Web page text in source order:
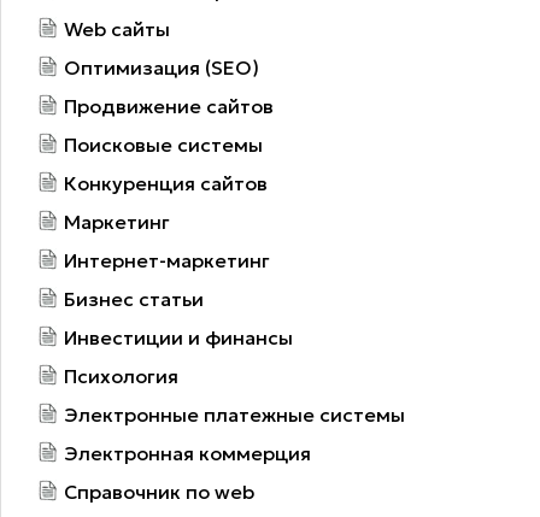
Web сайты
Оптимизация (SEO)
Продвижение сайтов
Поисковые системы
Конкуренция сайтов
Маркетинг
Интернет-маркетинг
Бизнес статьи
Инвестиции и финансы
Психология
Электронные платежные системы
Электронная коммерция
Справочник по web